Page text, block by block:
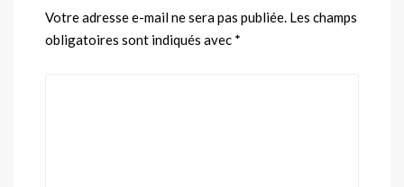
Votre adresse e-mail ne sera pas publiée. Les champs
obligatoires sont indiqués avec *